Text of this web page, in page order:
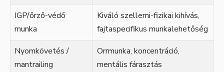
IGP/őrző-védő
munka
Kiváló szellemi-fizikai kihívás,
fajtaspecifikus munkalehetőség
Nyomkövetés /
mantrailing
Orrmunka, koncentráció,
mentális fárasztás